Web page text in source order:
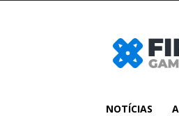
NOTÍCIAS